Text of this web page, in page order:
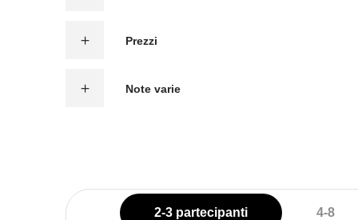
Prezzi
Note varie
2-3 partecipanti 4-8